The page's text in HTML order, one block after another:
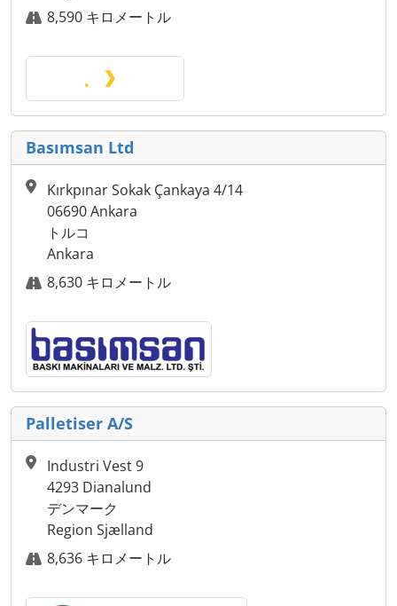
8,590 キロメートル
Basımsan Ltd
Kırkpınar Sokak Çankaya 4/14
06690 Ankara
トルコ
Ankara
8,630 キロメートル
Palletiser A/S
Industri Vest 9
4293 Dianalund
デンマーク
Region Sjælland
8,636 キロメートル